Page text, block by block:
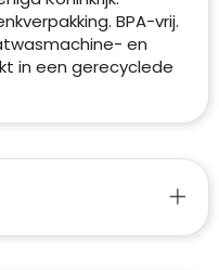
BPA-vrij.
en
in een gerecyclede